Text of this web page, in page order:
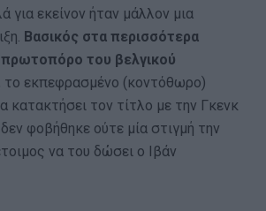
για εκείνον ήταν μάλλον μια
Βασικός στα περισσότερα
πρωτοπόρο του βελγικού
, το εκπεφρασμένο (κοντόθωρο)
κατακτήσει τον τίτλο με την Γκενκ
φοβήθηκε ούτε μία στιγμή την
να του δώσει ο Ιβάν